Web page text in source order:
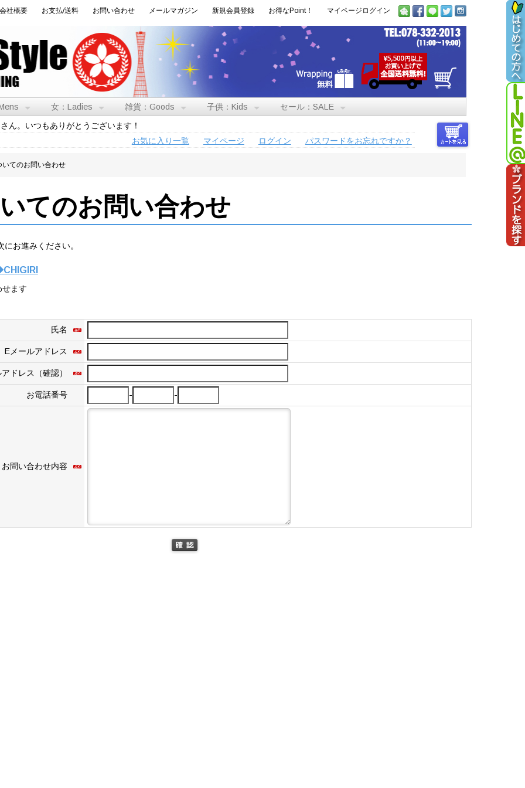
社概要 お支払/送料 お問い合わせ メールマガジン 新規会員登録 お得なPoint！ マイページログイン
女：Ladies 雑貨：Goods 子供：Kids セール：SALE
ん。いつもありがとうございます！
お気に入り一覧
マイページ ログイン パスワードをお忘れですか？
てのお問い合わせ
てのお問い合わせ
お進みください。
ます
氏名
Eメールアドレス
ドレス（確認）
お電話番号 - -
お問い合わせ内容